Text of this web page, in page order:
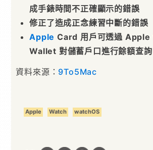
成手錶時間不正確顯示的錯誤
修正了造成正念練習中斷的錯誤
Apple Card 用戶可透過 Apple
Wallet 對儲蓄戶口進行餘額查詢
資料來源： 9To5Mac
Apple Watch watchOS